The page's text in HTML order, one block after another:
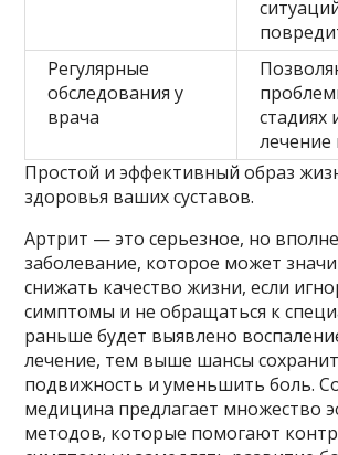
Регулярные
обследования у
врача
стадиях
Простой и эффективный образ
здоровья ваших суставов.
Артрит — это серьезное, но
заболевание, которое может
снижать качество жизни, если
симптомы и не обращаться к
раньше будет выявлено
лечение, тем выше шансы
подвижность и уменьшить боль.
медицина предлагает множество
методов, которые помогают